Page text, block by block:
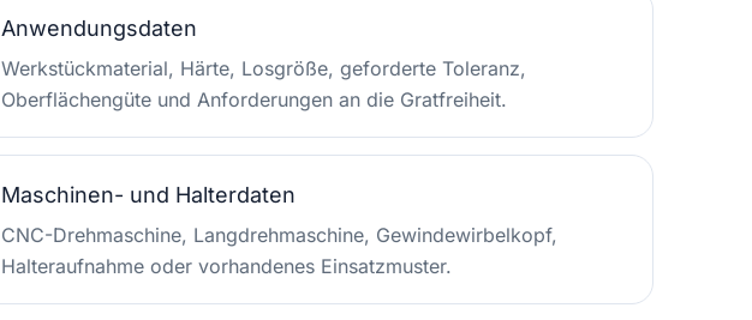
Anwendungsdaten
Werkstückmaterial, Härte, Losgröße, geforderte Toleranz,
Oberflächengüte und Anforderungen an die Gratfreiheit.
Maschinen- und Halterdaten
CNC-Drehmaschine, Langdrehmaschine, Gewindewirbelkopf,
Halteraufnahme oder vorhandenes Einsatzmuster.